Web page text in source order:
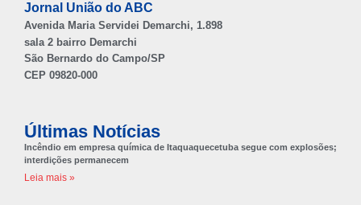
Jornal União do ABC
Avenida Maria Servidei Demarchi, 1.898
sala 2 bairro Demarchi
São Bernardo do Campo/SP
CEP 09820-000
Últimas Notícias
Incêndio em empresa química de Itaquaquecetuba segue com explosões;
interdições permanecem
Leia mais »